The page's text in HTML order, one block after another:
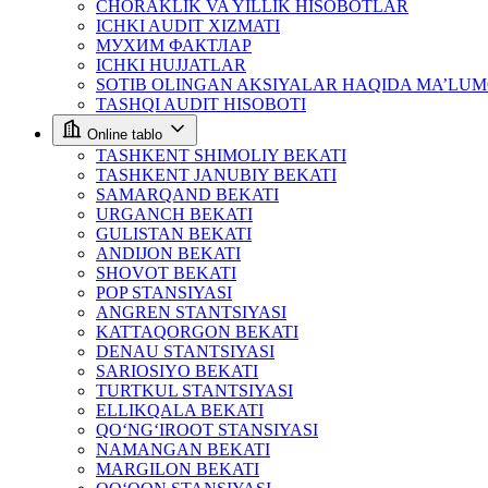
CHORAKLIK VA YILLIK HISOBOTLAR
ICHKI AUDIT XIZMATI
МУХИМ ФАКТЛАР
ICHKI HUJJATLAR
SOTIB OLINGAN AKSIYALAR HAQIDA
TASHQI AUDIT HISOBOTI
Online tablo
TASHKENT SHIMOLIY BEKATI
TASHKENT JANUBIY BEKATI
SAMARQAND BEKATI
URGANCH BEKATI
GULISTAN BEKATI
ANDIJON BEKATI
SHOVOT BEKATI
POP STANSIYASI
ANGREN STANTSIYASI
KATTAQORGON BEKATI
DENAU STANTSIYASI
SARIOSIYO BEKATI
TURTKUL STANTSIYASI
ELLIKQALA BEKATI
QO‘NG‘IROOT STANSIYASI
NAMANGAN BEKATI
MARGILON BEKATI